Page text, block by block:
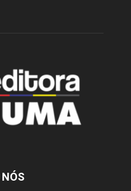
NÓS